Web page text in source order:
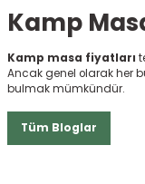
Kamp
Kamp masa fiyatları
Ancak genel olarak her
bulmak mümkündür.
Tüm Bloglar